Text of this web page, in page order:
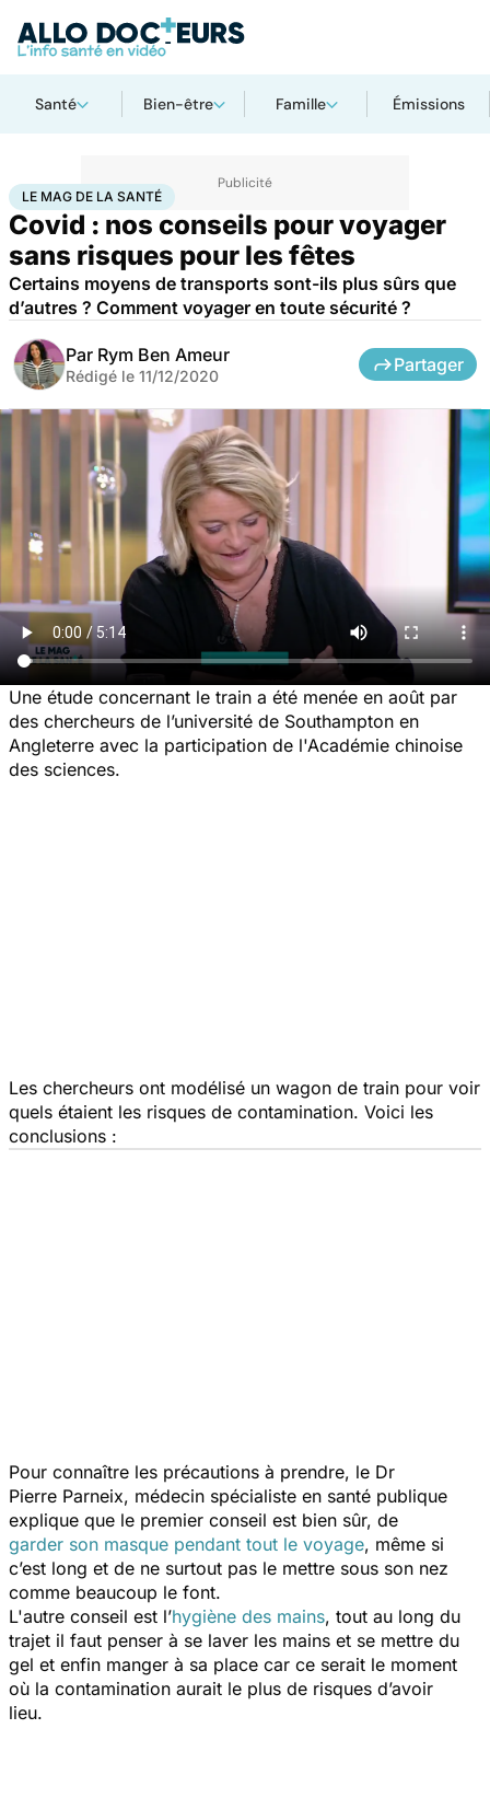
Santé Bien-être Famille Émissions
AccueilSanté Le Mag de la Santé
LE MAG DE LA SANTÉ
Covid : nos conseils pour voyager
sans risques pour les fêtes
Certains moyens de transports sont-ils plus sûrs que
d’autres ? Comment voyager en toute sécurité ?
Par Rym Ben Ameur
Rédigé le 11/12/2020
Partager
Une étude concernant le train a été menée en août par
des chercheurs de l’université de Southampton en
Angleterre avec la participation de l'Académie chinoise
des sciences.
Les chercheurs ont modélisé un wagon de train pour voir
quels étaient les risques de contamination. Voici les
conclusions :
Pour connaître les précautions à prendre, le Dr
Pierre Parneix, médecin spécialiste en santé publique
explique que le premier conseil est bien sûr, de
garder son masque pendant tout le voyage, même si
c’est long et de ne surtout pas le mettre sous son nez
comme beaucoup le font.
L'autre conseil est l’hygiène des mains, tout au long du
trajet il faut penser à se laver les mains et se mettre du
gel et enfin manger à sa place car ce serait le moment
où la contamination aurait le plus de risques d’avoir
lieu.